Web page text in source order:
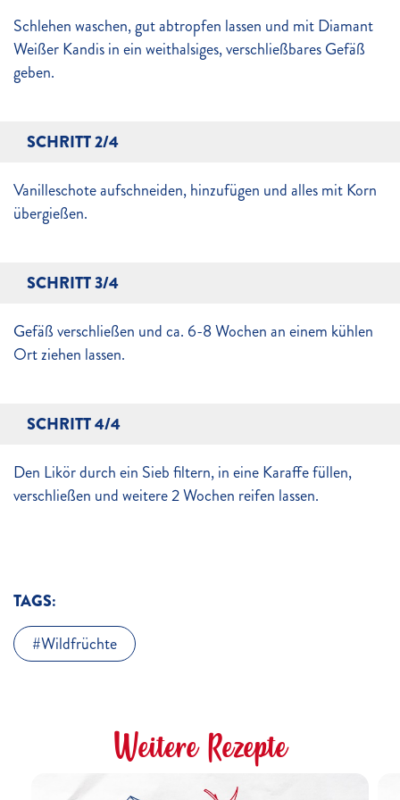
Schlehen waschen, gut abtropfen lassen und mit Diamant
Weißer Kandis in ein weithalsiges, verschließbares Gefäß
geben.
SCHRITT 2/4
Vanilleschote aufschneiden, hinzufügen und alles mit Korn
übergießen.
SCHRITT 3/4
Gefäß verschließen und ca. 6-8 Wochen an einem kühlen
Ort ziehen lassen.
SCHRITT 4/4
Den Likör durch ein Sieb filtern, in eine Karaffe füllen,
verschließen und weitere 2 Wochen reifen lassen.
TAGS:
Wildfrüchte
Weitere Rezepte